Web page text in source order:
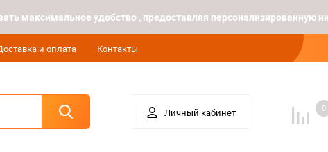
максимальное удобство , предоставляя персонализированную
и оплата Контакты
Личный кабинет 0